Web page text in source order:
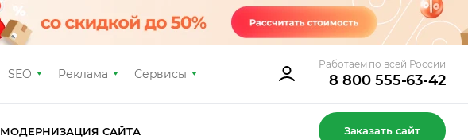
SEO Реклама Сервисы
Работаем по всей России
8 800 555-63-42
МОДЕРНИЗАЦИЯ САЙТА Заказать сайт